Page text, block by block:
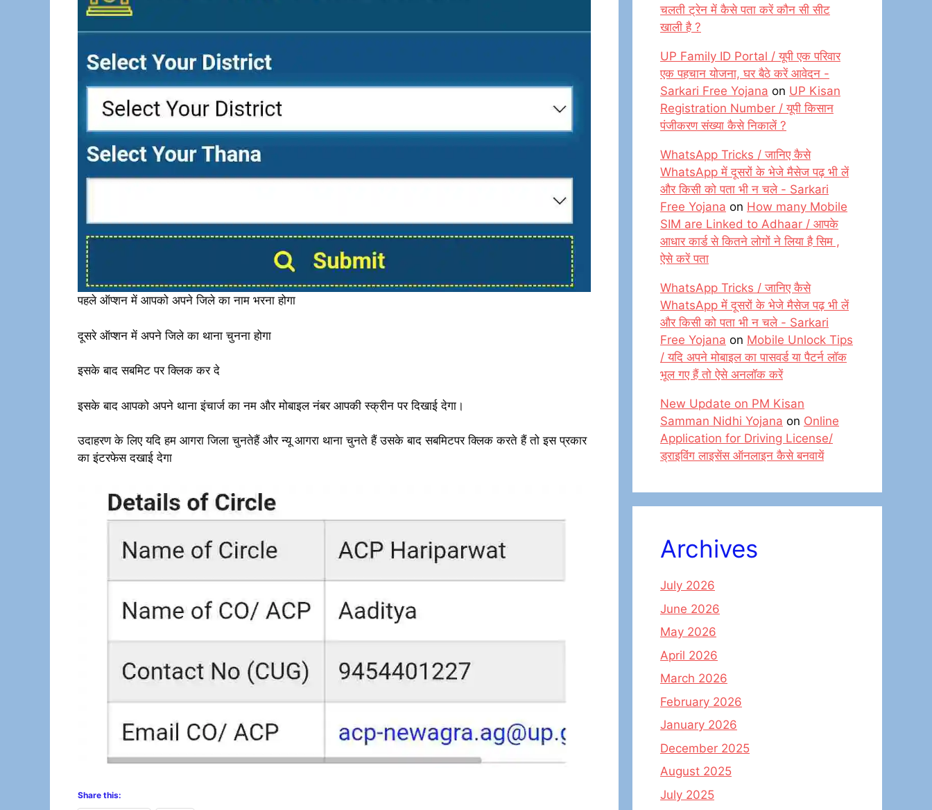
पहले ऑप्शन में आपको अपने जिले का नाम भरना होगा
दूसरे ऑप्शन में अपने जिले का थाना चुनना होगा
इसके बाद सबमिट पर क्लिक कर दे
इसके बाद आपको अपने थाना इंचार्ज का नम और मोबाइल नंबर आपकी स्क्रीन पर दिखाई देगा।
उदाहरण के लिए यदि हम आगरा जिला चुनतेहैं और न्यू आगरा थाना चुनते हैं उसके बाद सबमिटपर क्लिक करते हैं तो इस प्रकार
का इंटरफेस दखाई देगा
Share this:
चलती ट्रेन में कैसे पता करें कौन सी सीट
खाली है ?
UP Family ID Portal / यूपी एक परिवार
एक पहचान योजना, घर बैठे करें आवेदन -
Sarkari Free Yojana on UP Kisan
Registration Number / यूपी किसान
पंजीकरण संख्या कैसे निकालें ?
WhatsApp Tricks / जानिए कैसे
WhatsApp में दूसरों के भेजे मैसेज पढ़ भी लें
और किसी को पता भी न चले - Sarkari
Free Yojana on How many Mobile
SIM are Linked to Adhaar / आपके
आधार कार्ड से कितने लोगों ने लिया है सिम ,
ऐसे करें पता
WhatsApp Tricks / जानिए कैसे
WhatsApp में दूसरों के भेजे मैसेज पढ़ भी लें
और किसी को पता भी न चले - Sarkari
Free Yojana on Mobile Unlock Tips
/ यदि अपने मोबाइल का पासवर्ड या पैटर्न लॉक
भूल गए हैं तो ऐसे अनलॉक करें
New Update on PM Kisan
Samman Nidhi Yojana on Online
Application for Driving License/
ड्राइविंग लाइसेंस ऑनलाइन कैसे बनवायें
Archives
July 2026
June 2026
May 2026
April 2026
March 2026
February 2026
January 2026
December 2025
August 2025
July 2025